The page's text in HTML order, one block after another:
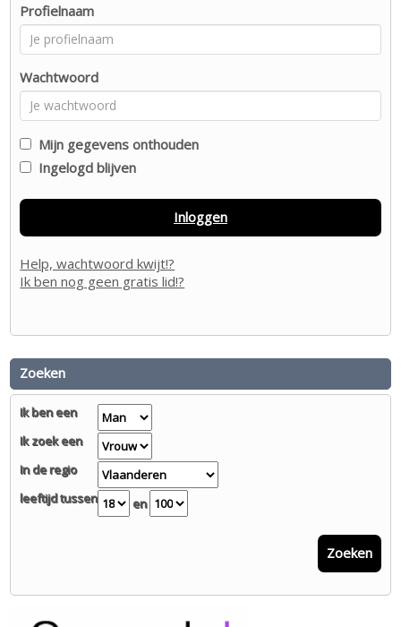
Profielnaam
Wachtwoord
Mijn gegevens onthouden
Ingelogd blijven
Inloggen
Help, wachtwoord kwijt!?
Ik ben nog geen gratis lid!?
Zoeken
Ik ben een
Ik zoek een
In de regio
leeftijd tussen
en
Zoeken